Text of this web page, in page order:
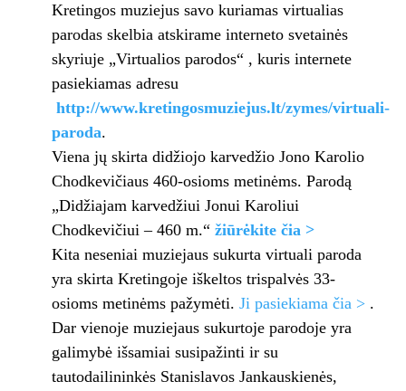
Kretingos muziejus savo kuriamas virtualias
parodas skelbia atskirame interneto svetainės
skyriuje „Virtualios parodos“ , kuris internete
pasiekiamas adresu
http://www.kretingosmuziejus.lt/zymes/virtuali-
paroda.
Viena jų skirta didžiojo karvedžio Jono Karolio
Chodkevičiaus 460-osioms metinėms. Parodą
„Didžiajam karvedžiui Jonui Karoliui
Chodkevičiui – 460 m.“ žiūrėkite čia >
Kita neseniai muziejaus sukurta virtuali paroda
yra skirta Kretingoje iškeltos trispalvės 33-
osioms metinėms pažymėti. Ji pasiekiama čia >.
Dar vienoje muziejaus sukurtoje parodoje yra
galimybė išsamiai susipažinti ir su
tautodailininkės Stanislavos Jankauskienės,